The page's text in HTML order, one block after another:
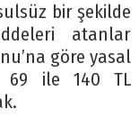
bir şekilde
atanlar
göre yasal
69 ile 140 TL